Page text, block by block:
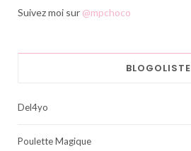
Suivez moi sur @mpchoco
BLOGOLISTE
Del4yo
Poulette Magique